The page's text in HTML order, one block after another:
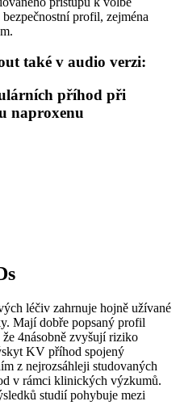
profil, zejména
také v audio verzi:
příhod při
naproxenu
léčiv zahrnuje hojně užívané
Mají dobře popsaný profil
4násobně zvyšují riziko
KV příhod spojený
z nejrozsáhleji studovaných
v rámci klinických výzkumů.
studií pohybuje mezi